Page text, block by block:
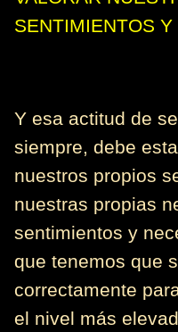
SENTIMIENTOS
Y esa actitud de
siempre, debe
nuestros propios
nuestras propias
sentimientos y
que tenemos que
correctamente
el nivel más